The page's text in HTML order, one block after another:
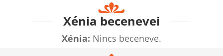
Xénia becenevei
Xénia: Nincs beceneve.